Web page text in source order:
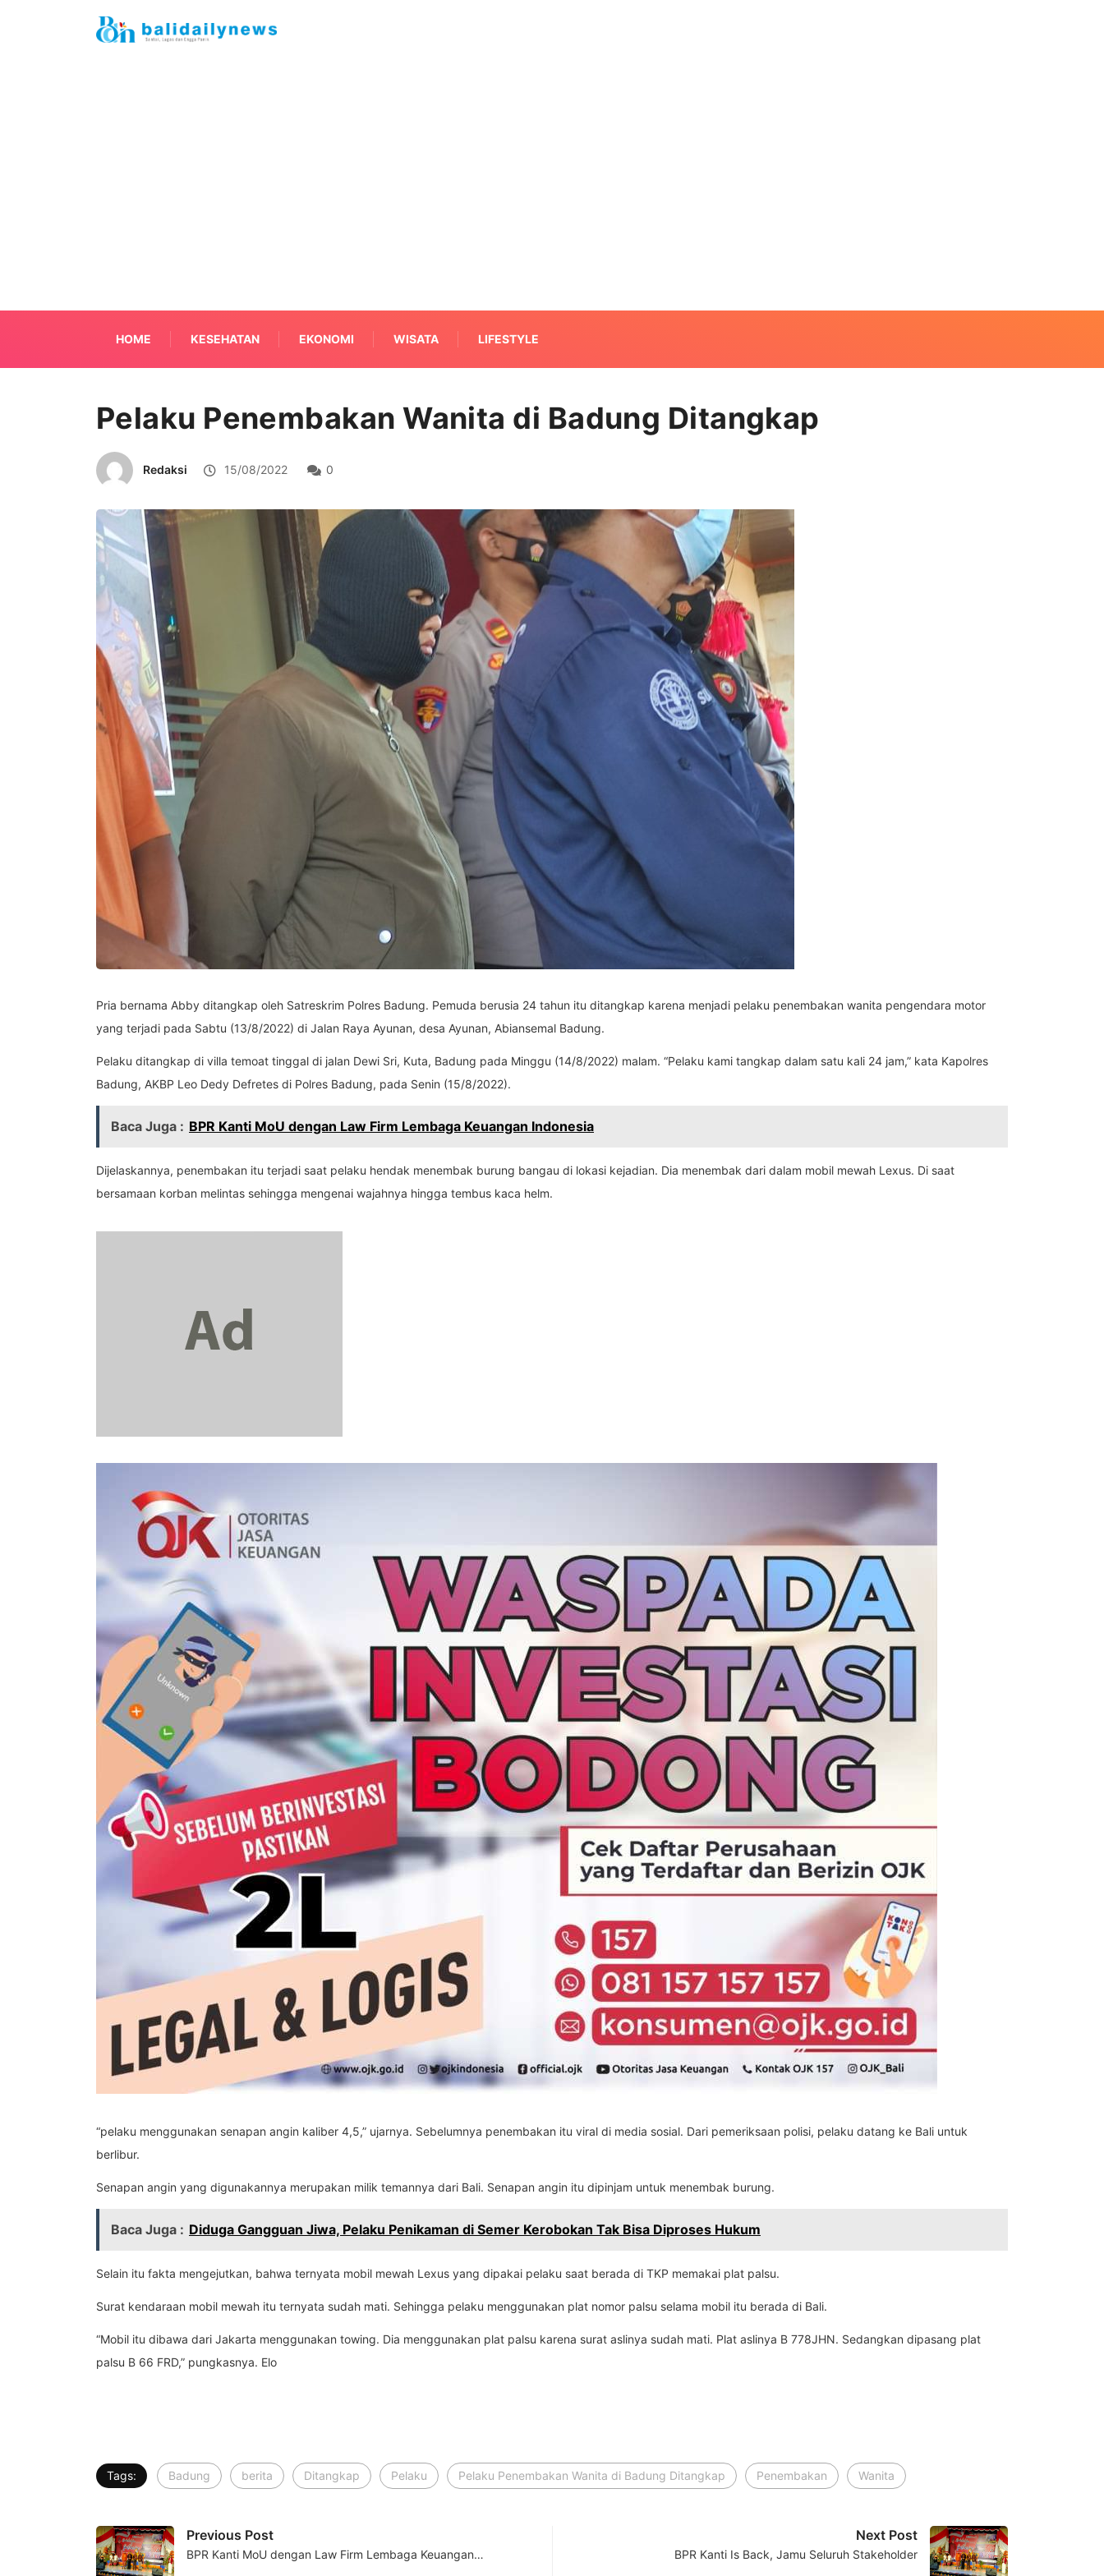
HOME KESEHATAN EKONOMI WISATA LIFESTYLE
Pelaku Penembakan Wanita di Badung Ditangkap
Redaksi 15/08/2022 0
Pria bernama Abby ditangkap oleh Satreskrim Polres Badung. Pemuda berusia 24 tahun itu ditangkap karena menjadi pelaku penembakan wanita pengendara motor
yang terjadi pada Sabtu (13/8/2022) di Jalan Raya Ayunan, desa Ayunan, Abiansemal Badung.
Pelaku ditangkap di villa temoat tinggal di jalan Dewi Sri, Kuta, Badung pada Minggu (14/8/2022) malam. “Pelaku kami tangkap dalam satu kali 24 jam,” kata Kapolres
Badung, AKBP Leo Dedy Defretes di Polres Badung, pada Senin (15/8/2022).
Baca Juga : BPR Kanti MoU dengan Law Firm Lembaga Keuangan Indonesia
Dijelaskannya, penembakan itu terjadi saat pelaku hendak menembak burung bangau di lokasi kejadian. Dia menembak dari dalam mobil mewah Lexus. Di saat
bersamaan korban melintas sehingga mengenai wajahnya hingga tembus kaca helm.
“pelaku menggunakan senapan angin kaliber 4,5,” ujarnya. Sebelumnya penembakan itu viral di media sosial. Dari pemeriksaan polisi, pelaku datang ke Bali untuk
berlibur.
Senapan angin yang digunakannya merupakan milik temannya dari Bali. Senapan angin itu dipinjam untuk menembak burung.
Baca Juga : Diduga Gangguan Jiwa, Pelaku Penikaman di Semer Kerobokan Tak Bisa Diproses Hukum
Selain itu fakta mengejutkan, bahwa ternyata mobil mewah Lexus yang dipakai pelaku saat berada di TKP memakai plat palsu.
Surat kendaraan mobil mewah itu ternyata sudah mati. Sehingga pelaku menggunakan plat nomor palsu selama mobil itu berada di Bali.
“Mobil itu dibawa dari Jakarta menggunakan towing. Dia menggunakan plat palsu karena surat aslinya sudah mati. Plat aslinya B 778JHN. Sedangkan dipasang plat
palsu B 66 FRD,” pungkasnya. Elo
Tags: Badung berita Ditangkap Pelaku Pelaku Penembakan Wanita di Badung Ditangkap Penembakan Wanita
Previous Post
BPR Kanti MoU dengan Law Firm Lembaga Keuangan…
Next Post
BPR Kanti Is Back, Jamu Seluruh Stakeholder